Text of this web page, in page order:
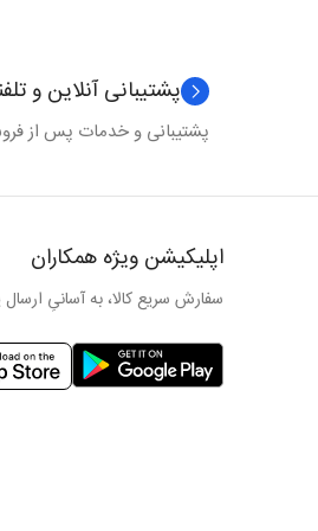
پشتیبانی آنلاین و
پشتیبانی و خدمات پس از
اپلیکیشن ویژه همکاران
سفارش سریع کالا، به آسانیِ